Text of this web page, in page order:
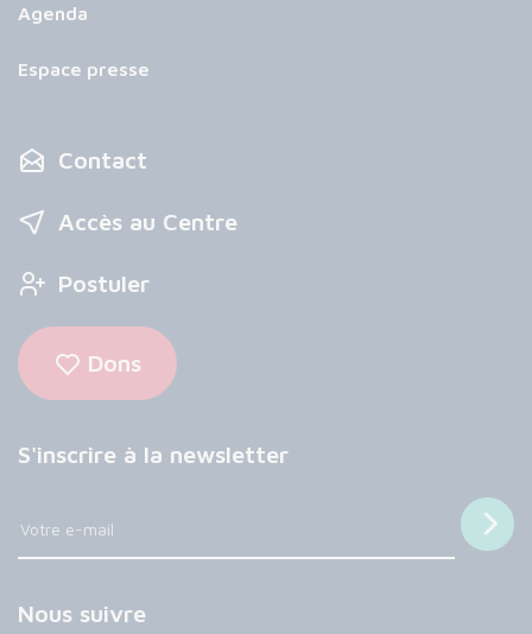
Agenda
Espace presse
Contact
Accès au Centre
Postuler
Dons
S'inscrire à la newsletter
Nous suivre